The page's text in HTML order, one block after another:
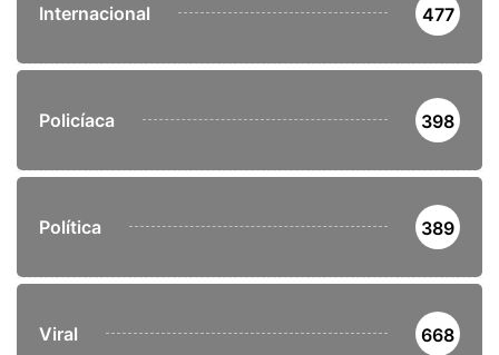
Internacional 477
Policíaca 398
Política 389
Viral 668